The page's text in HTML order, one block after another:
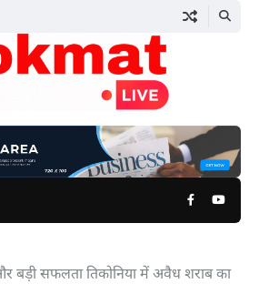
Facebook
बड़ी सफलता तिकोनिया में अवैध शराब का